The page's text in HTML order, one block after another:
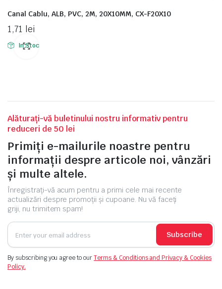
Canal Cablu, ALB, PVC, 2M, 20X10MM, CX-F20X10
1,71 lei
In Stoc
Alăturați-vă buletinului nostru informativ pentru
reduceri de 50 lei
Primiți e-mailurile noastre pentru
informații despre articole noi, vânzări
și multe altele.
Înregistrați-vă acum pentru a primi cele mai recente
actualizări despre promoții și cupoane. Nu vă faceți
griji, nu trimitem spam!
Subscribe
By subscribing you agree to ourTerms & Conditions and Privacy & Cookies
Policy.